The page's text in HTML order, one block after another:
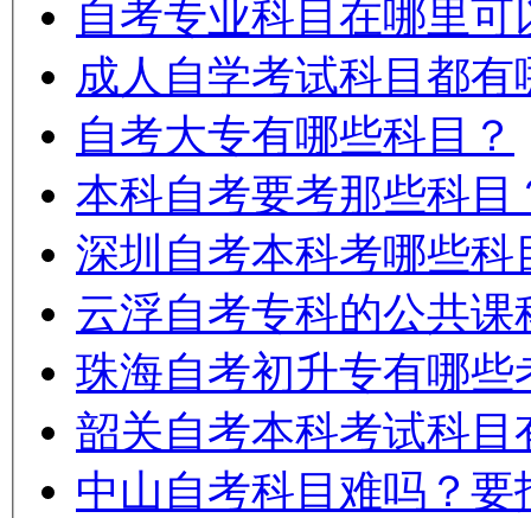
自考专业科目在哪里可
成人自学考试科目都有
自考大专有哪些科目？
本科自考要考那些科目
深圳自考本科考哪些科
云浮自考专科的公共课
珠海自考初升专有哪些
韶关自考本科考试科目
中山自考科目难吗？